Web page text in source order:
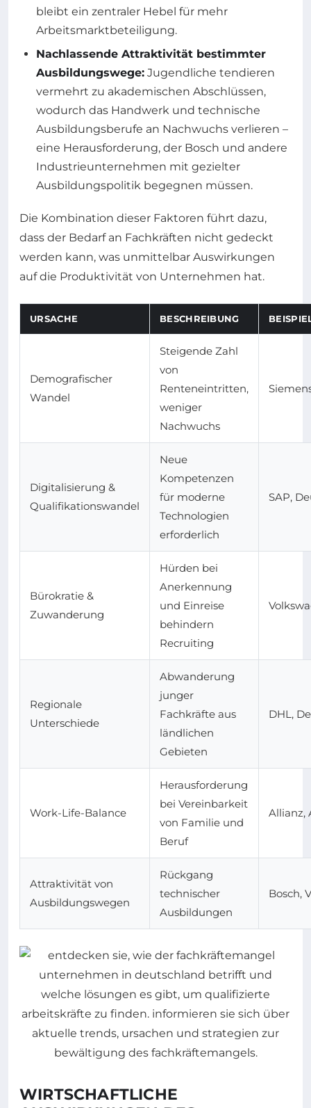
bleibt ein zentraler Hebel für mehr
Arbeitsmarktbeteiligung.
Nachlassende Attraktivität bestimmter
Ausbildungswege: Jugendliche tendieren
vermehrt zu akademischen Abschlüssen,
wodurch das Handwerk und technische
Ausbildungsberufe an Nachwuchs verlieren –
eine Herausforderung, der Bosch und andere
Industrieunternehmen mit gezielter
Ausbildungspolitik begegnen müssen.
Die Kombination dieser Faktoren führt dazu,
dass der Bedarf an Fachkräften nicht gedeckt
werden kann, was unmittelbar Auswirkungen
auf die Produktivität von Unternehmen hat.
URSACHE BESCHREIBUNG
Demografischer
Wandel
Steigende Zahl
von
Renteneintritten,
weniger
Nachwuchs
Digitalisierung &
Qualifikationswandel
Neue
Kompetenzen
für moderne
Technologien
erforderlich
SAP,
Bürokratie &
Zuwanderung
Hürden bei
Anerkennung
und Einreise
behindern
Recruiting
Regionale
Unterschiede
Abwanderung
junger
Fachkräfte aus
ländlichen
Gebieten
DHL,
Work-Life-Balance
Herausforderung
bei Vereinbarkeit
von Familie und
Beruf
Allianz,
Attraktivität von
Ausbildungswegen
Rückgang
technischer
Ausbildungen
Bosch,
WIRTSCHAFTLICHE